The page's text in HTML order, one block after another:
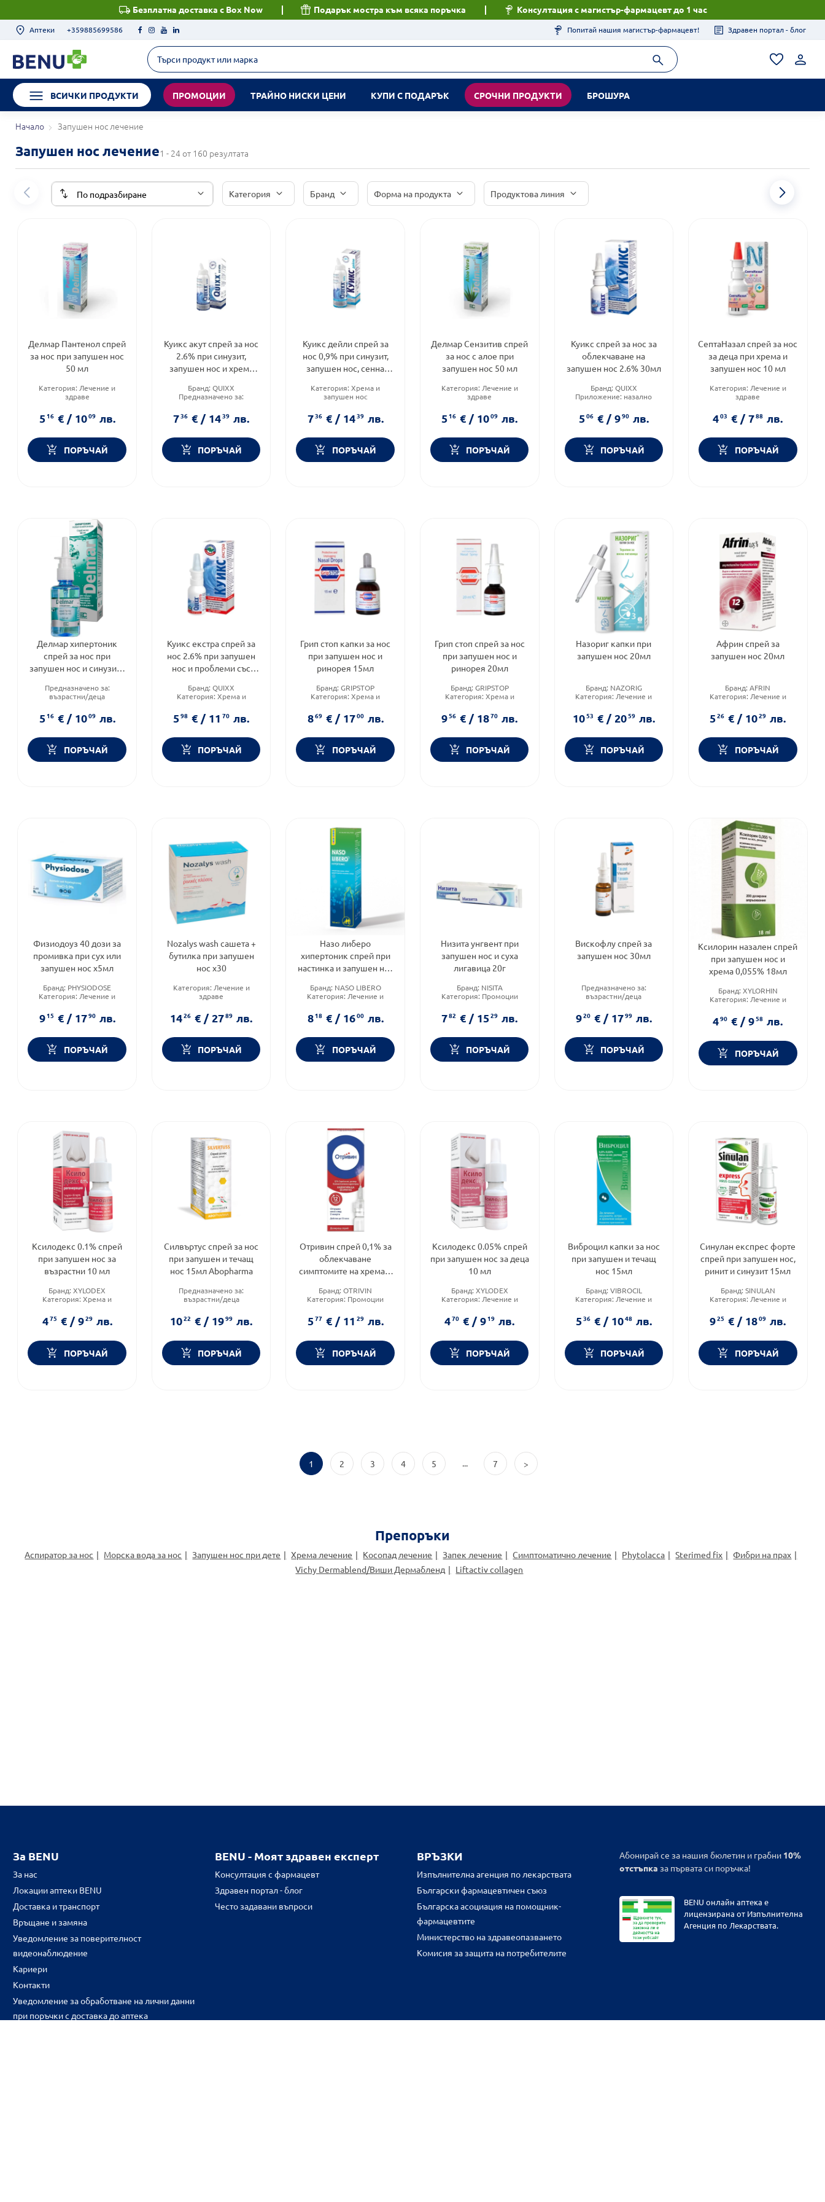
Безплатна доставка с Box Now Подарък мостра към всяка поръчка Консултация с магистър-фармацевт до 1 час
Аптеки +359885699586 Попитай нашия магистър-фармацевт! Здравен портал - блог
ВСИЧКИ ПРОДУКТИ ПРОМОЦИИ ТРАЙНО НИСКИ ЦЕНИ КУПИ С ПОДАРЪК СРОЧНИ ПРОДУКТИ БРОШУРА
Начало Запушен нос лечение
Запушен нос лечение1 - 24 от 160 резултата
Категория Бранд Форма на продукта Продуктова линия
Делмар Пантенол спрей
за нос при запушен нос
50 мл
Категория: Лечение и
здраве
възрастни и деца
Форма на продукта:спрей
516 € / 1009 лв.
ПОРЪЧАЙ
Куикс акут спрей за нос
2.6% при синузит,
запушен нос и хрема
Бранд:QUIXX
Предназначено за:
Приложение:назално
736 € / 1439 лв.
ПОРЪЧАЙ
Куикс дейли спрей за
нос 0,9% при синузит,
запушен нос, сенна
Категория:Хрема и
запушен нос
Форма на продукта:
736 € / 1439 лв.
ПОРЪЧАЙ
Делмар Сензитив спрей
за нос с алое при
запушен нос 50 мл
Категория: Лечение и
здраве
възрастни и деца
Приложение: назално
516 € / 1009 лв.
ПОРЪЧАЙ
Куикс спрей за нос за
облекчаване на
запушен нос 2.6% 30мл
Бранд: QUIXX
Приложение: назално
506 € / 990 лв.
ПОРЪЧАЙ
СептаНазал спрей за нос
за деца при хрема и
запушен нос 10 мл
Категория: Лечение и
здраве
Приложение:назално
403 € / 788 лв.
ПОРЪЧАЙ
Делмар хипертоник
спрей за нос при
запушен нос и синузити
Предназначено за:
възрастни/деца
HYPERTONIC
Форма на продукта:спрей
516 € / 1009 лв.
ПОРЪЧАЙ
Куикс екстра спрей за
нос 2.6% при запушен
нос и проблеми със
Бранд:QUIXX
Категория: Хрема и
Предназначено за:
възрастни/деца
598 € / 1170 лв.
ПОРЪЧАЙ
Грип стоп капки за нос
при запушен нос и
ринорея 15мл
Бранд:GRIPSTOP
Категория:Хрема и
Форма на продукта:
869 € / 1700 лв.
ПОРЪЧАЙ
Грип стоп спрей за нос
при запушен нос и
ринорея 20мл
Бранд: GRIPSTOP
Категория: Хрема и
Предназначено за:
възрастни/деца
956 € / 1870 лв.
ПОРЪЧАЙ
Назориг капки при
запушен нос 20мл
Бранд: NAZORIG
Категория: Лечение и
Форма на продукта:
1053 € / 2059 лв.
ПОРЪЧАЙ
Африн спрей за
запушен нос 20мл
Бранд:AFRIN
Категория: Лечение и
Форма на продукта:
526 € / 1029 лв.
ПОРЪЧАЙ
Физиодоуз 40 дози за
промивка при сух или
запушен нос x5мл
Бранд: PHYSIODOSE
Категория: Лечение и
Приложение:назално
915 € / 1790 лв.
ПОРЪЧАЙ
Nozalys wash сашета +
бутилка при запушен
нос х30
Категория: Лечение и
здраве
възрастни
Приложение:назално
1426 € / 2789 лв.
ПОРЪЧАЙ
Назо либеро
хипертоник спрей при
настинка и запушен нос
Бранд: NASO LIBERO
Категория: Лечение и
Форма на продукта:
818 € / 1600 лв.
ПОРЪЧАЙ
Низита унгвент при
запушен нос и суха
лигавица 20г
Бранд: NISITA
Категория: Промоции
782 € / 1529 лв.
ПОРЪЧАЙ
Вискофлу спрей за
запушен нос 30мл
Предназначено за:
възрастни/деца
Форма на продукта:
920 € / 1799 лв.
ПОРЪЧАЙ
Ксилорин назален спрей
при запушен нос и
хрема 0,055% 18мл
Бранд: XYLORHIN
Категория: Лечение и
Форма на продукта:
490 € / 958 лв.
ПОРЪЧАЙ
Ксилодекс 0.1% спрей
при запушен нос за
възрастни 10 мл
Бранд:XYLODEX
Категория:Хрема и
Приложение:назално
475 € / 929 лв.
ПОРЪЧАЙ
Силвъртус спрей за нос
при запушен и течащ
нос 15мл Abopharma
Предназначено за:
възрастни/деца
Форма на продукта:
1022 € / 1999 лв.
ПОРЪЧАЙ
Отривин спрей 0,1% за
облекчаване
симптомите на хрема и
Бранд:OTRIVIN
Категория: Промоции
577 € / 1129 лв.
ПОРЪЧАЙ
Ксилодекс 0.05% спрей
при запушен нос за деца
10 мл
Бранд: XYLODEX
Категория: Лечение и
Форма на продукта:
470 € / 919 лв.
ПОРЪЧАЙ
Виброцил капки за нос
при запушен и течащ
нос 15мл
Бранд: VIBROCIL
Категория:Лечение и
Форма на продукта:
536 € / 1048 лв.
ПОРЪЧАЙ
Синулан експрес форте
спрей при запушен нос,
ринит и синузит 15мл
Бранд: SINULAN
Категория: Лечение и
Форма на продукта:
925 € / 1809 лв.
ПОРЪЧАЙ
1 2 3 4 5 ... 7 >
Препоръки
Аспиратор за нос Морска вода за нос Запушен нос при дете Хрема лечение Косопад лечение Запек лечение Симптоматично лечение Phytolacca Sterimed fix
Фибри на прах
Vichy Dermablend/Виши Дермабленд
Liftactiv collagen
За BENU
За нас
Локации аптеки BENU
Доставка и транспорт
Връщане и замяна
Уведомление за поверителност
видеонаблюдение
Кариери
Контакти
Уведомление за обработване на лични данни
при поръчки с доставка до аптека
BENU - Моят здравен експерт
Консултация с фармацевт
Здравен портал - блог
Често задавани въпроси
ВРЪЗКИ
Изпълнителна агенция по лекарствата
Български фармацевтичен съюз
Българска асоциация на помощник-
фармацевтите
Министерство на здравеопазването
Комисия за защита на потребителите
Абонирай се за нашия бюлетин и грабни 10%
отстъпка за първата си поръчка!
BENU онлайн аптека е
лицензирана от Изпълнителна
Агенция по Лекарствата.